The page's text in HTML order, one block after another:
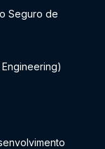
Seguro de
Engineering)